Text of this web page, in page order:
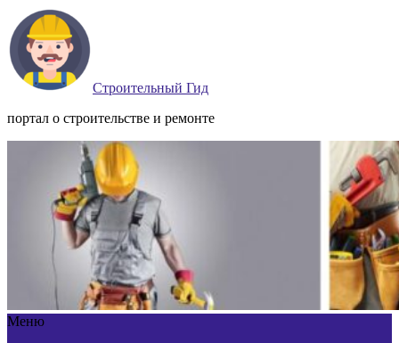
Строительный Гид
портал о строительстве и ремонте
Меню